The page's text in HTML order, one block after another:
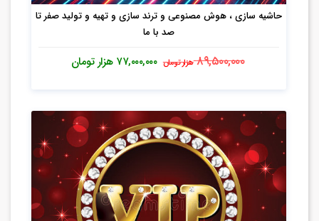
حاشیه سازی ، هوش مصنوعی و ترند سازی و تهیه و تولید صفر تا
صد با ما
۸۹,۵۰۰,۰۰۰ هزار تومان ۷۷,۰۰۰,۰۰۰ هزار تومان